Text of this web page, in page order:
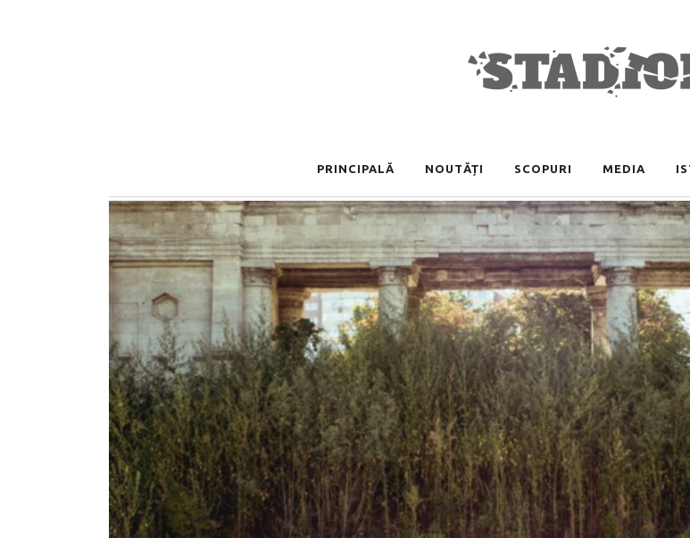
PRINCIPALĂ NOUTĂȚI SCOPURI MEDIA